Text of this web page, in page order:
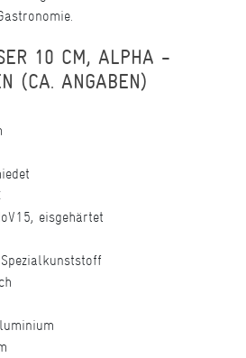
10 CM, ALPHA -
(CA. ANGABEN)
eisgehärtet